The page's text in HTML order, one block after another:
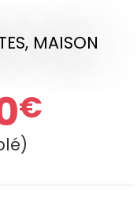
MAISON
€